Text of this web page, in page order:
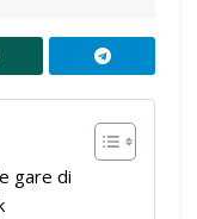
gare di